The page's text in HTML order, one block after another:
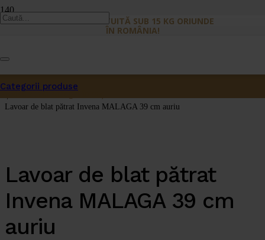
LIVRARE GRATUITĂ SUB 15 KG ORIUNDE
ÎN ROMÂNIA!
Produsa fost adăugat în coș.
Categorii produse
/
Lavoare
/
Lavoar de blat pătrat Invena MALAGA 39 cm auriu
Lavoar de blat pătrat
Invena MALAGA 39 cm
auriu